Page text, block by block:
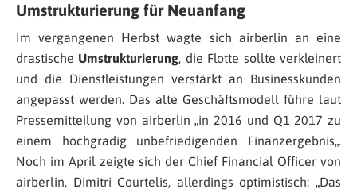
Umstrukturierung für Neuanfang
Im vergangenen Herbst wagte sich airberlin an eine
drastische Umstrukturierung, die Flotte sollte verkleinert
und die Dienstleistungen verstärkt an Businesskunden
angepasst werden. Das alte Geschäftsmodell führe laut
Pressemitteilung von airberlin „in 2016 und Q1 2017 zu
einem hochgradig unbefriedigenden Finanzergebnis„.
Noch im April zeigte sich der Chief Financial Officer von
airberlin, Dimitri Courtelis, allerdings optimistisch: „Das